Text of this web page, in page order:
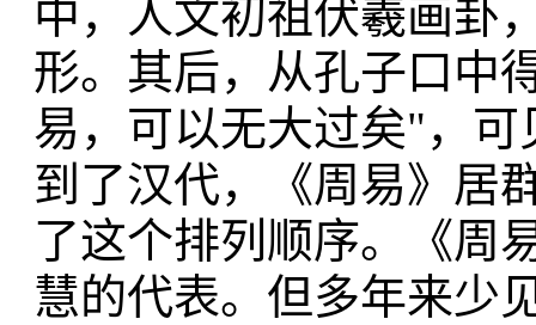
中，人文初祖伏羲画卦
形。其后，从孔子口中
易，可以无大过矣"，
到了汉代，《周易》居
了这个排列顺序。《周
慧的代表。但多年来少